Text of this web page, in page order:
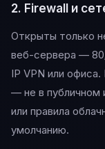
2. Firewall и
Открыты только
веб-сервера —
IP VPN или
— не в публичном
или правила
умолчанию.